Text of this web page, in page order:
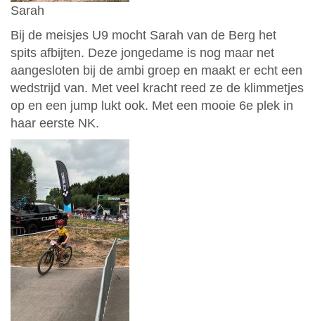
Sarah
Bij de meisjes U9 mocht Sarah van de Berg het
spits afbijten. Deze jongedame is nog maar net
aangesloten bij de ambi groep en maakt er echt een
wedstrijd van. Met veel kracht reed ze de klimmetjes
op en een jump lukt ook. Met een mooie 6e plek in
haar eerste NK.